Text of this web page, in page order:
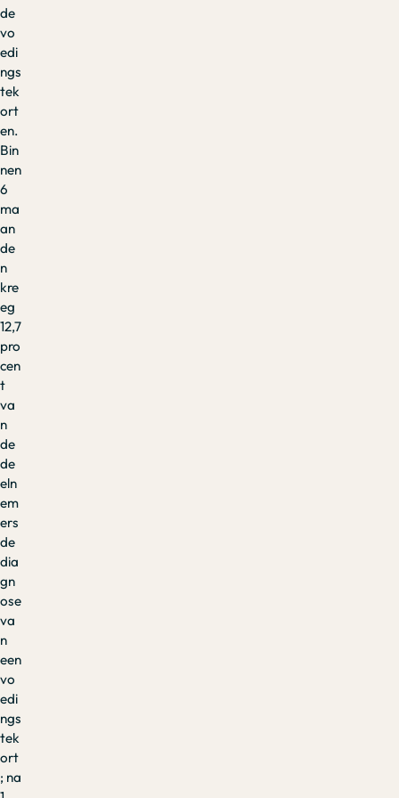
de
vo
edi
ngs
tek
ort
en.
Bin
nen
6
ma
an
de
n
kre
eg
12,7
pro
cen
t
va
n
de
de
eln
em
ers
de
dia
gn
ose
va
n
een
vo
edi
ngs
tek
ort
; na